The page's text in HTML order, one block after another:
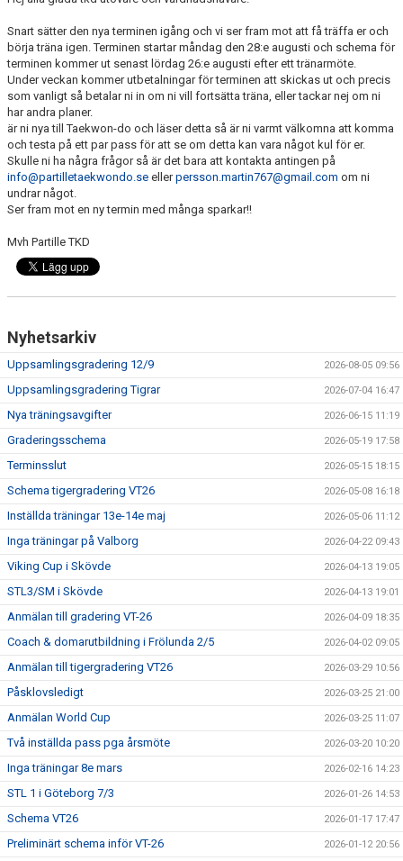
SHOP
DOKUMENT
TAEKWON-DO
SPONSORER & PARTNERS
Snart sätter den nya terminen igång och vi ser fram mot att få träffa er och
börja träna igen. Terminen startar måndag den 28:e augusti och schema för
terminen kommer ut senast lördag 26:e augusti efter ett tränarmöte.
Under veckan kommer utbetalningar för terminen att skickas ut och precis
som vanligt så betalar ni in om ni vill fortsätta träna, eller tackar nej om ni
har andra planer.
är ni nya till Taekwon-do och läser detta så är ni varmt välkomna att komma
och testa på ett par pass för att se om detta kan vara något kul för er.
Skulle ni ha några frågor så är det bara att kontakta antingen på
info@partilletaekwondo.se ellerpersson.martin767@gmail.com om ni
undrar något.
Ser fram mot en ny termin med många sparkar!!
Mvh Partille TKD
Nyhetsarkiv
Uppsamlingsgradering 12/9 2026-08-05 09:56
Uppsamlingsgradering Tigrar 2026-07-04 16:47
Nya träningsavgifter 2026-06-15 11:19
Graderingsschema 2026-05-19 17:58
Terminsslut 2026-05-15 18:15
Schema tigergradering VT26 2026-05-08 16:18
Inställda träningar 13e-14e maj 2026-05-06 11:12
Inga träningar på Valborg 2026-04-22 09:43
Viking Cup i Skövde 2026-04-13 19:05
STL3/SM i Skövde 2026-04-13 19:01
Anmälan till gradering VT-26 2026-04-09 18:35
Coach & domarutbildning i Frölunda 2/5 2026-04-02 09:05
Anmälan till tigergradering VT26 2026-03-29 10:56
Påsklovsledigt 2026-03-25 21:00
Anmälan World Cup 2026-03-25 11:07
Två inställda pass pga årsmöte 2026-03-20 10:20
Inga träningar 8e mars 2026-02-16 14:23
STL 1 i Göteborg 7/3 2026-01-26 14:53
Schema VT26 2026-01-17 17:47
Preliminärt schema inför VT-26 2026-01-12 20:56